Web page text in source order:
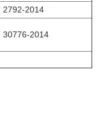
2792-2014
30776-2014